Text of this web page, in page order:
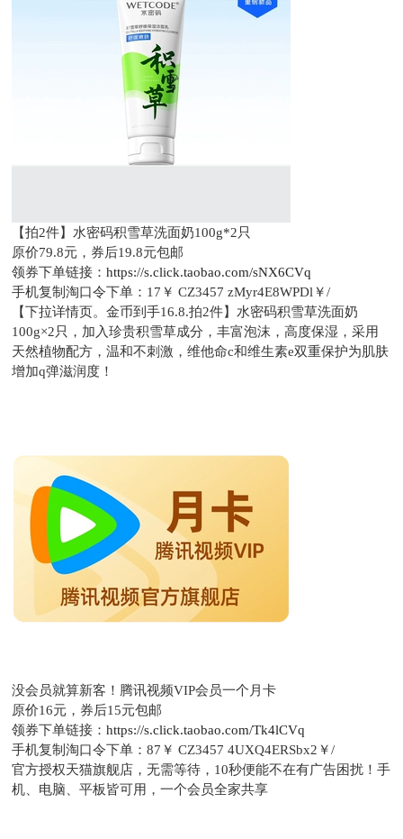
【拍2件】水密码积雪草洗面奶100g*2只
原价79.8元， 券后19.8元包邮
领券下单链接：https://s.click.taobao.com/sNX6CVq
手机复制淘口令下单： 17￥ CZ3457 zMyr4E8WPDl￥/
【下拉详情页。金币到手16.8.拍2件】水密码积雪草洗面奶
100g×2只，加入珍贵积雪草成分，丰富泡沫，高度保湿，采用
天然植物配方，温和不刺激，维他命c和维生素e双重保护为肌肤
增加q弹滋润度！
没会员就算新客！腾讯视频VIP会员一个月卡
原价16元， 券后15元包邮
领券下单链接：https://s.click.taobao.com/Tk4lCVq
手机复制淘口令下单：87￥ CZ3457 4UXQ4ERSbx2￥/
官方授权天猫旗舰店，无需等待，10秒便能不在有广告困扰！手
机、电脑、平板皆可用，一个会员全家共享